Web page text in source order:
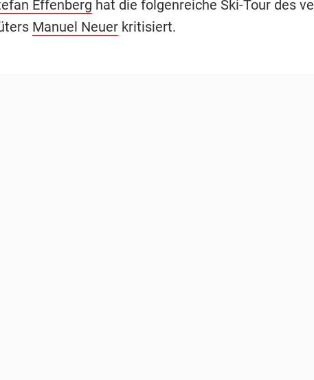
Effenberg hat die folgenreiche Ski-Tour des
Manuel Neuerkritisiert.